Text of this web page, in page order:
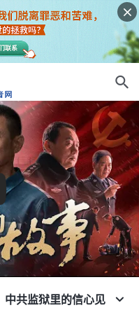
中共监狱里的信心见